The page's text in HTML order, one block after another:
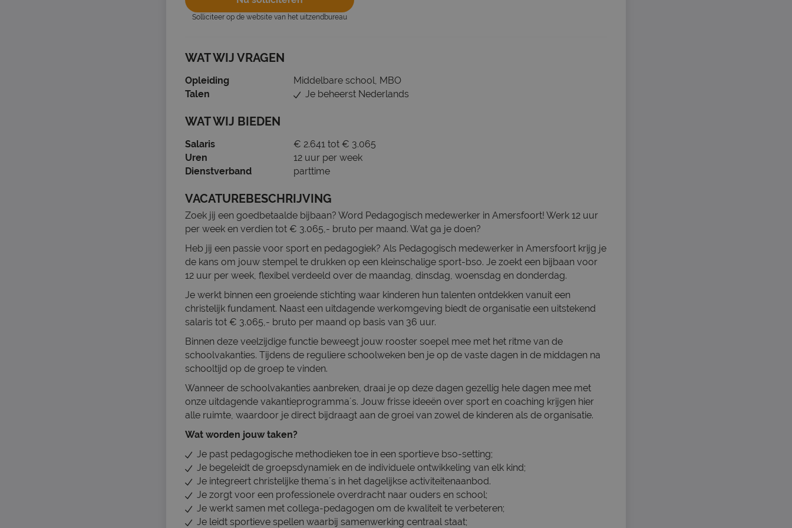
Solliciteer op de website van het uitzendbureau
WAT WIJ VRAGEN
Opleiding
Middelbare school, MBO
Talen
Je beheerst Nederlands
WAT WIJ BIEDEN
Salaris
€ 2.641 tot € 3.065
Uren
12 uur per week
Dienstverband
parttime
VACATUREBESCHRIJVING
Zoek jij een goedbetaalde bijbaan? Word Pedagogisch medewerker in Amersfoort! Werk 12 uur
per week en verdien tot € 3.065,- bruto per maand. Wat ga je doen?
Heb jij een passie voor sport en pedagogiek? Als Pedagogisch medewerker in Amersfoort krijg je
de kans om jouw stempel te drukken op een kleinschalige sport-bso. Je zoekt een bijbaan voor
12 uur per week, flexibel verdeeld over de maandag, dinsdag, woensdag en donderdag.
Je werkt binnen een groeiende stichting waar kinderen hun talenten ontdekken vanuit een
christelijk fundament. Naast een uitdagende werkomgeving biedt de organisatie een uitstekend
salaris tot € 3.065,- bruto per maand op basis van 36 uur.
Binnen deze veelzijdige functie beweegt jouw rooster soepel mee met het ritme van de
schoolvakanties. Tijdens de reguliere schoolweken ben je op de vaste dagen in de middagen na
schooltijd op de groep te vinden.
Wanneer de schoolvakanties aanbreken, draai je op deze dagen gezellig hele dagen mee met
onze uitdagende vakantieprogramma´s. Jouw frisse ideeën over sport en coaching krijgen hier
alle ruimte, waardoor je direct bijdraagt aan de groei van zowel de kinderen als de organisatie.
Wat worden jouw taken?
Je past pedagogische methodieken toe in een sportieve bso-setting;
Je begeleidt de groepsdynamiek en de individuele ontwikkeling van elk kind;
Je integreert christelijke thema´s in het dagelijkse activiteitenaanbod.
Je zorgt voor een professionele overdracht naar ouders en school;
Je werkt samen met collega-pedagogen om de kwaliteit te verbeteren;
Je leidt sportieve spellen waarbij samenwerking centraal staat;